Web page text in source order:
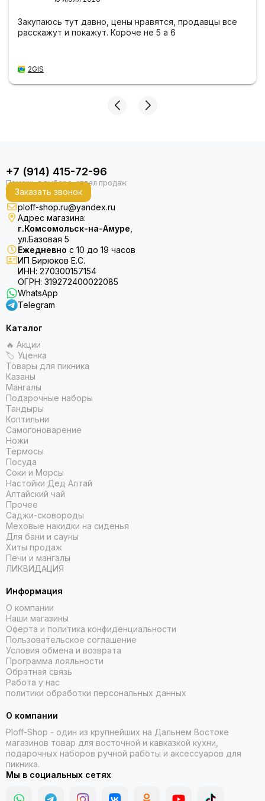
Закупаюсь тут давно, цены нравятся, продавцы все
расскажут и покажут. Короче не 5 а 6
2GIS
+7 (914) 415-72-96
Заказать звонок
ploff-shop.ru@yandex.ru
Адрес магазина:
г.Комсомольск-на-Амуре
ул.Базовая 5
Ежедневно с 10 до 19 часов
ИП Бирюков Е.С.
ИНН: 270300157154
ОГРН: 319272400022085
WhatsApp
Telegram
Каталог
🔥 Акции
🏷 Уценка
Товары для пикника
Казаны
Мангалы
Подарочные наборы
Тандыры
Коптильни
Самогоноварение
Ножи
Термосы
Посуда
Соки и Морсы
Настойки Дед Алтай
Алтайский чай
Прочее
Саджи-сковороды
Меховые накидки на сиденья
Для бани и сауны
Хиты продаж
Печи и мангалы
ЛИКВИДАЦИЯ
Информация
О компании
Наши магазины
Оферта и политика конфиденциальности
Пользовательское соглашение
Условия обмена и возврата
Программа лояльности
Обратная связь
Работа у нас
политики обработки персональных данных
О компании
Ploff-Shop - один из крупнейших на Дальнем Востоке
магазинов товар для восточной и кавказкой кухни,
подарочных наборов ручной работы и аксессуаров для
пикника.
Мы в социальных сетях